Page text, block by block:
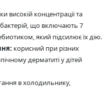
високій концентрації та
бактерій, що включають 7
який підсилює їх дію.
корисний при різних
дерматиті у дітей
в холодильнику,